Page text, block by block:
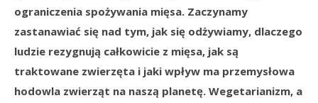
ograniczenia spożywania mięsa. Zaczynamy
zastanawiać się nad tym, jak się odżywiamy, dlaczego
ludzie rezygnują całkowicie z mięsa, jak są
traktowane zwierzęta i jaki wpływ ma przemysłowa
hodowla zwierząt na naszą planetę. Wegetarianizm, a